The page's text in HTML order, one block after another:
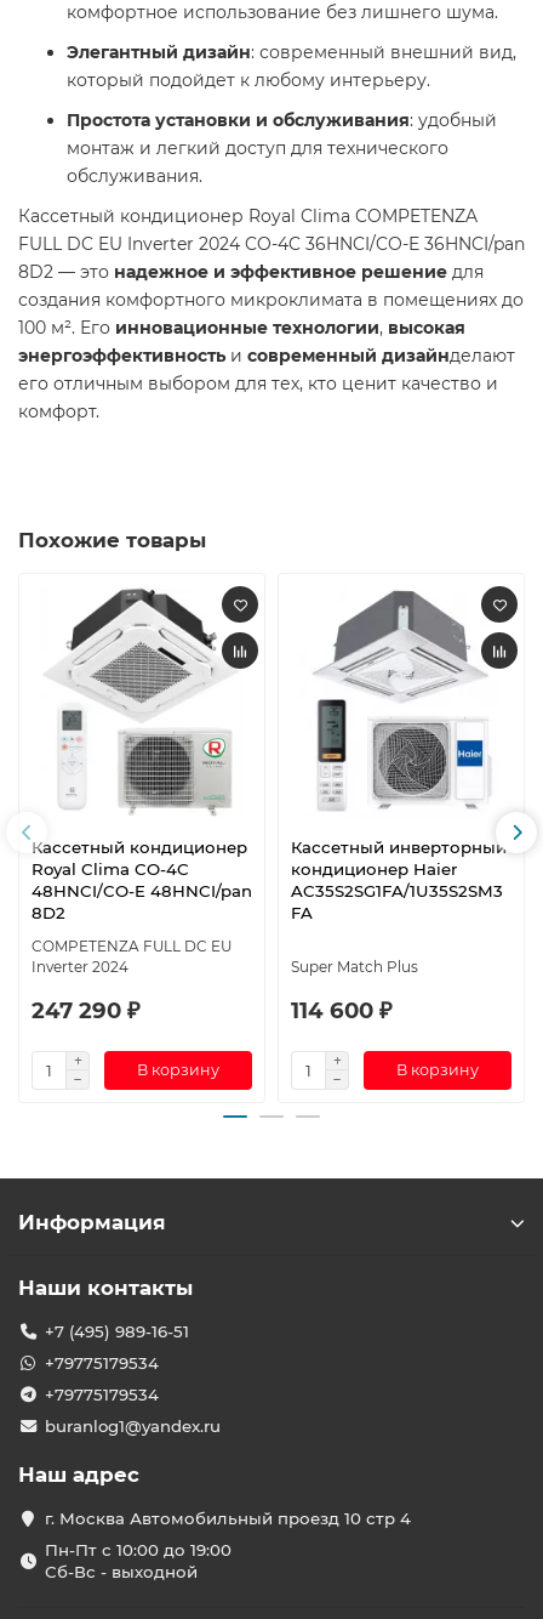
комфортное использование без лишнего шума.
Элегантный дизайн: современный внешний вид,
который подойдет к любому интерьеру.
Простота установки и обслуживания: удобный
монтаж и легкий доступ для технического
обслуживания.
Кассетный кондиционер Royal Clima COMPETENZA
FULL DC EU Inverter 2024 CO-4C 36HNCI/CO-E 36HNCI/pan
8D2 — это надежное и эффективное решение для
создания комфортного микроклимата в помещениях до
100 м². Его инновационные технологии, высокая
энергоэффективность и современный дизайнделают
его отличным выбором для тех, кто ценит качество и
комфорт.
Похожие товары
Кассетный кондиционер
Royal Clima CO-4C
48HNCI/CO-E 48HNCI/pan
8D2
COMPETENZA FULL DC EU
Inverter 2024
247 290 ₽
В корзину
Кассетный инверторный
кондиционер Haier
AC35S2SG1FA/1U35S2SM3
FA
Super Match Plus
114 600 ₽
В корзину
Информация
Наши контакты
+7 (495) 989-16-51
+79775179534
+79775179534
buranlog1@yandex.ru
Наш адрес
г. Москва Автомобильный проезд 10 стр 4
Пн-Пт с 10:00 до 19:00
Сб-Вс - выходной